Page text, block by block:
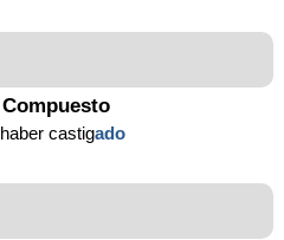
Compuesto
haber castigado